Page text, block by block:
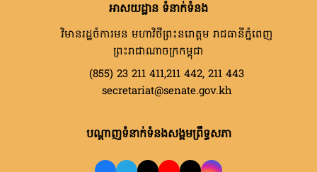
អាសយដ្ឋាន ទំនាក់ទំនង
វិមានរដ្ឋចំការមន មហាវិថីព្រះនរោត្តម រាជធានីភ្នំពេញ
ព្រះរាជាណាចក្រកម្ពុជា
(855) 23 211 411,211 442, 211 443
secretariat@senate.gov.kh
បណ្តាញទំនាក់ទំនងសង្គមព្រឹទ្ធសភា